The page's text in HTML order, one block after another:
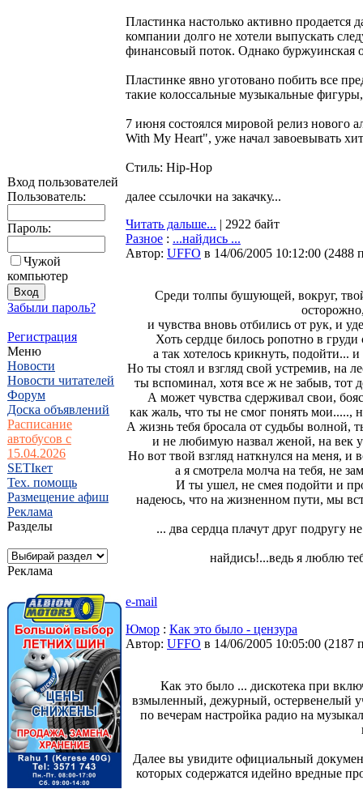
Вход пользователей
Пользователь:
Пароль:
Чужой
компьютер
Забыли пароль?
Регистрация
Меню
Новости
Новости читателей
Форум
Доска объявлений
Расписание
автобусов с
15.04.2026
SETIкет
Тех. помощь
Размещение афиш
Реклама
Разделы
Реклама
Пластинка настолько активно продается
компании долго не хотели выпускать
финансовый поток. Однако буржуинская
Пластинке явно уготовано побить все
такие колоссальные музыкальные
7 июня состоялся мировой релиз нового
With My Heart", уже начал завоевывать
Стиль: Hip-Hop
далее ссылочки на закачку...
Читать дальше... | 2922 байт
Разное : ...найдись ...
Автор: UFFO в 14/06/2005 10:12:00 (2488
Среди толпы бушующей, вокруг,
и чувства вновь отбились от рук, и
Хоть сердце билось ропотно в груди
а так хотелось крикнуть, подойти...
Но ты стоял и взгляд свой устремив, на
ты вспоминал, хотя все ж не забыв, тот
А может чувства сдерживал свои,
как жаль, что ты не смог понять мои.....,
А жизнь тебя бросала от судьбы волной,
и не любимую назвал женой, на век
Но вот твой взгляд наткнулся на меня, и
а я смотрела молча на тебя, не
И ты ушел, не смея подойти и
надеюсь, что на жизненном пути, мы
... два сердца плачут друг подругу
найдись!...ведь я люблю
e-mail
Юмор : Как это было - цензура
Автор: UFFO в 14/06/2005 10:05:00 (2187
Как это было ... дискотека при
взмыленный, дежурный, остервенелый
по вечерам настройка радио на
Далее вы увидите официальный
которых содержатся идейно вредные